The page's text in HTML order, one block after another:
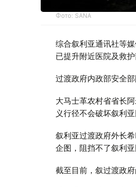
Фото: SANA
综合叙利亚通讯社等
已提升附近医院及救
过渡政府内政部安全
大马士革农村省省长
义行径不会破坏叙利亚
叙利亚过渡政府外长
企图，阻挡不了叙利
截至目前，叙过渡政